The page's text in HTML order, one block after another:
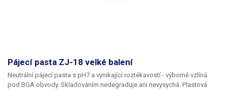
Pájecí pasta ZJ-18 velké balení
Neutrální pájecí pasta s pH7 a vynikající roztékavostí - výborně vzlíná
pod BGA obvody. Skladováním nedegraduje ani nevysychá. Plastová